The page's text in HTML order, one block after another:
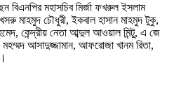
বিএনপির মহাসচিব মির্জা ফখরুল ইসলাম
মাহমুদ চৌধুরী, ইকবাল হাসান মাহমুদ টুকু,
কেন্দ্রীয় নেতা আব্দুল আওয়াল মিন্টু, এ জে
আসাদুজ্জামান, আফরোজা খানম রিতা,